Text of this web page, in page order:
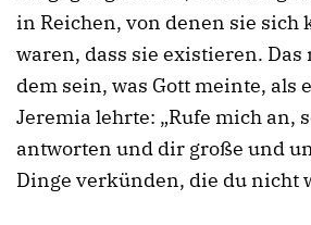
in Reichen, von denen sie sich
waren, dass sie existieren. Das
dem sein, was Gott meinte, als
Jeremia lehrte: „Rufe mich an,
antworten und dir große und
Dinge verkünden, die du nicht